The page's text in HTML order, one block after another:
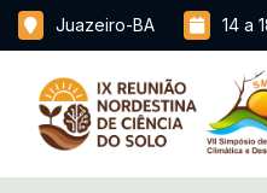
Juazeiro-BA 14 a